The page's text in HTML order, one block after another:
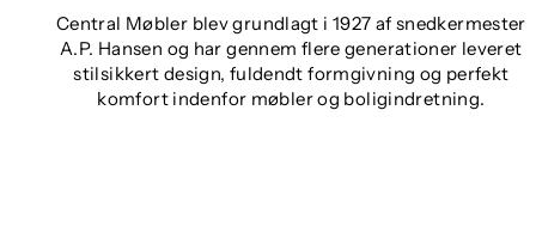
Central Møbler blev grundlagt i 1927 af snedkermester
A.P. Hansen og har gennem flere generationer leveret
stilsikkert design, fuldendt formgivning og perfekt
komfort indenfor møbler og boligindretning.